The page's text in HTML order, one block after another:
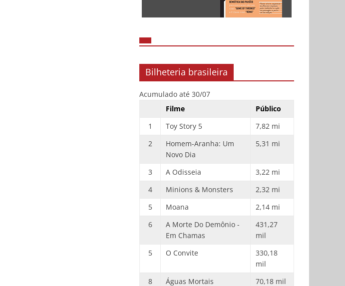
Bilheteria brasileira
Acumulado até 30/07
Filme
Público
1
Toy Story 5
7,82 mi
2
Homem-Aranha: Um
Novo Dia
5,31 mi
3 A Odisseia
3,22 mi
4
Minions & Monsters
2,32 mi
5
Moana
2,14 mi
6
A Morte Do Demônio -
Em Chamas
431,27
mil
5
O Convite
330,18
mil
8
Águas Mortais
70,18 mil